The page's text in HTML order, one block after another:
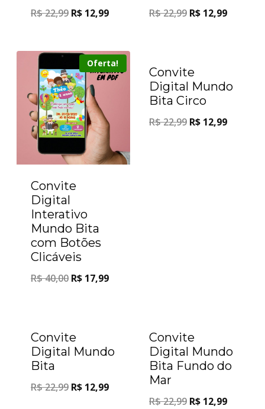
R$22,99 R$ 12,99 R$22,99 R$ 12,99
Oferta!
Convite
Digital
Interativo
Mundo Bita
com Botões
Clicáveis
R$40,00 R$ 17,99
Convite
Digital Mundo
Bita Circo
R$22,99 R$ 12,99
Convite
Digital Mundo
Bita
R$22,99 R$ 12,99
Convite
Digital Mundo
Bita Fundo do
Mar
R$22,99 R$ 12,99